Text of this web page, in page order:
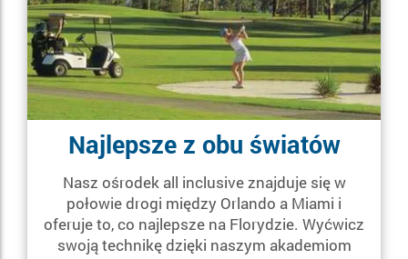
Najlepsze z obu światów
Nasz ośrodek all inclusive znajduje się w
połowie drogi między Orlando a Miami i
oferuje to, co najlepsze na Florydzie. Wyćwicz
swoją technikę dzięki naszym akademiom